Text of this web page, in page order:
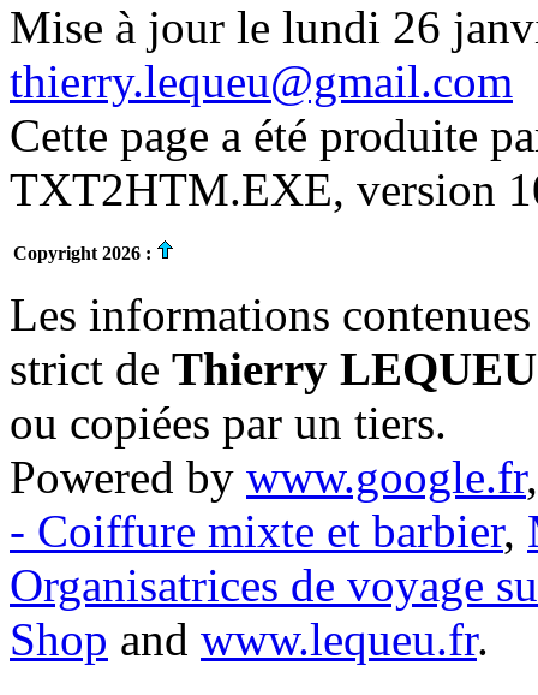
Mise à jour le lundi 26
thierry.lequeu@gmail.com
Cette page a été produite
TXT2HTM.EXE, version
Copyright 2026 :
Les informations
strict de Thierry LEQUEU
ou copiées par un tiers.
Powered by www.google.fr
- Coiffure mixte et barbier,
Organisatrices de voyage
Shop and www.lequeu.fr.